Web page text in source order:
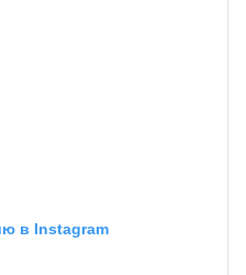
в Instagram